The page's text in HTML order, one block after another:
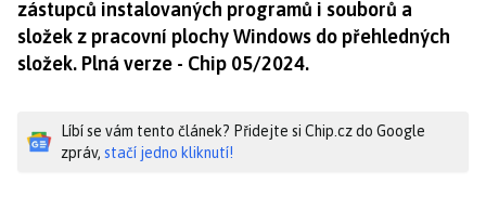
zástupců instalovaných programů i souborů a
složek z pracovní plochy Windows do přehledných
složek. Plná verze - Chip 05/2024.
Líbí se vám tento článek? Přidejte si Chip.cz do Google
zpráv, stačí jedno kliknutí!